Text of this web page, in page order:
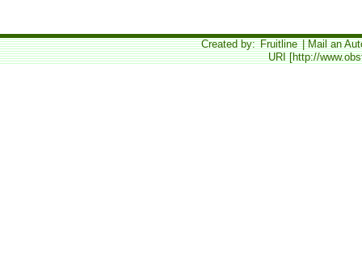
Created by:Fruitline| Mail an
URI [http://